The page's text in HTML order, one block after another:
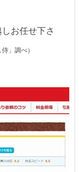
お任せ下さ
」調べ）